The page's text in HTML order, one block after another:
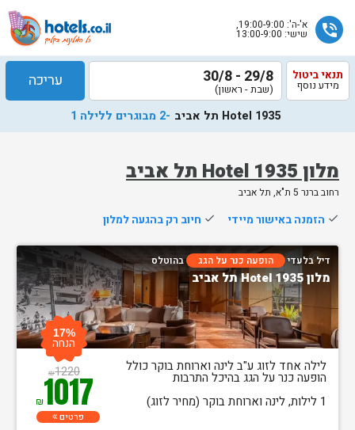
phone_in_talk א'-ה': 19:00-9:00,
שישי: 13:00-9:00
מלון Hotel 1935 תל אביב
רחוב ברנר 5 ת"א, תל אביב
תנאי ביטול
מידע נוסף 29/8 - 30/8
(שבת - ראשון) עריכה
Hotel 1935 תל אביב -2 מבוגרים ללילה 1
done הזמנה באישור מיידי done חיוב רק בהגעה למלון
דיל בלעדי הופעה כנר על הגג בהוטלס
מלון Hotel 1935 תל אביב
לילה אחד לזוג ע"ב לינה וארוחת בוקר כולל
הופעה כנר על הגג בהיכל התרבות
1 לילות, לינה וארוחת בוקר (מחיר לזוג)
₪1220
₪1017
17%
הנחה
פרטים
שלח
הוטלס
יחזור
אליך
בשעות
הפעילות